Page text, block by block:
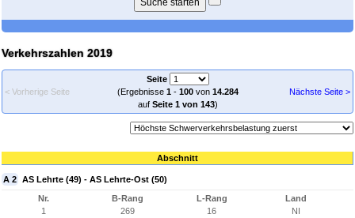
Verkehrszahlen 2019
< Vorherige Seite
Seite
(Ergebnisse 1- 100von 14.284
auf Seite 1 von 143)
Nächste Seite >
Abschnitt
A 2 AS Lehrte (49) - AS Lehrte-Ost (50)
Nr.
1
B-Rang
269
L-Rang
16
Land
NI